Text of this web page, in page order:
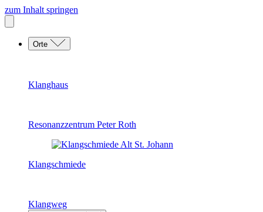
zum Inhalt springen
Orte
Klanghaus
Resonanzzentrum Peter Roth
Klangschmiede
Klangweg